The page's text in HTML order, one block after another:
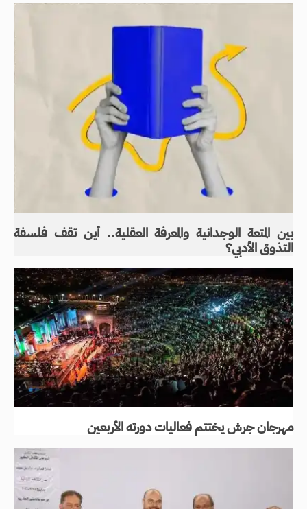
بين المتعة الوجدانية والمعرفة العقلية.. أين تقف فلسفة
التذوق الأدبي؟
مهرجان جرش يختتم فعاليات دورته الأربعين